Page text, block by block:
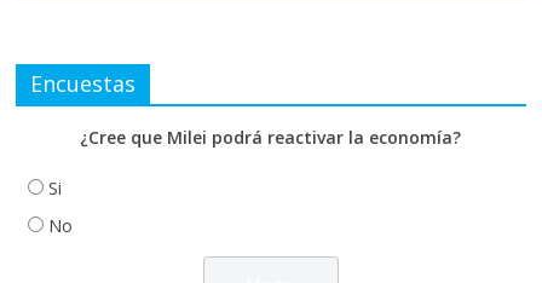
Encuestas
¿Cree que Milei podrá reactivar la economía?
Si
No